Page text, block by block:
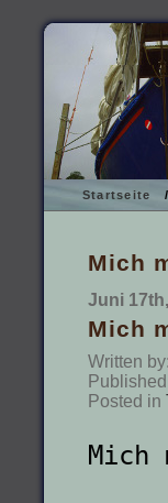
Startseite /
Mich
Juni
Mich
Written by:
Posted in